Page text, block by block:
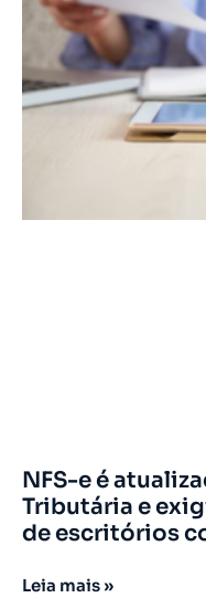
NFS-e é
Tributária e
de escritórios
Leia mais »